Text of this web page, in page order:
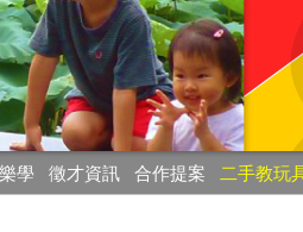
學 徵才資訊 合作提案
二手教玩